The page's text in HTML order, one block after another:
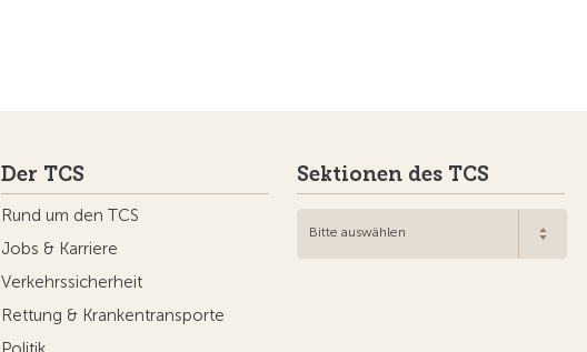
Der TCS
Rund um den TCS
Jobs & Karriere
Verkehrssicherheit
Rettung & Krankentransporte
Sektionen des TCS
Bitte auswählen